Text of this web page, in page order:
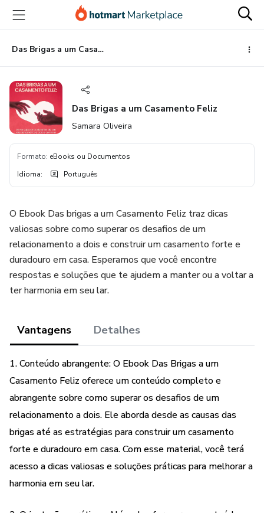
para
conteúdo
principal
para
pagamento
para
rodapé
Das Brigas a um Casamento Feliz
Das Brigas a um Casamento Feliz
Samara Oliveira
Formato: eBooks ou Documentos
Idioma: Português
O Ebook Das brigas a um Casamento Feliz traz dicas
valiosas sobre como superar os desafios de um
relacionamento a dois e construir um casamento forte e
duradouro em casa. Esperamos que você encontre
respostas e soluções que te ajudem a manter ou a voltar a
ter harmonia em seu lar.
Vantagens Detalhes
1. Conteúdo abrangente: O Ebook Das Brigas a um
Casamento Feliz oferece um conteúdo completo e
abrangente sobre como superar os desafios de um
relacionamento a dois. Ele aborda desde as causas das
brigas até as estratégias para construir um casamento
forte e duradouro em casa. Com esse material, você terá
acesso a dicas valiosas e soluções práticas para melhorar a
harmonia em seu lar.